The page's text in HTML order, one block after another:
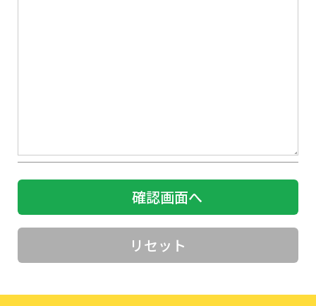
確認画面へ
リセット